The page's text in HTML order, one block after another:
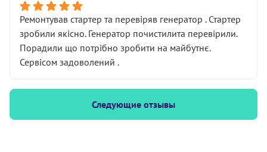
Ремонтував стартер та перевіряв генератор . Стартер
зробили якісно. Генератор почистилита перевірили.
Порадили що потрібно зробити на майбутнє.
Сервісом задоволений .
Следующие отзывы